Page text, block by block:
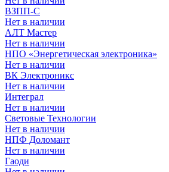
ВЗПП-С
Нет в наличии
АЛТ Мастер
Нет в наличии
НПО «Энергетическая электроника»
Нет в наличии
ВК Электроникс
Нет в наличии
Интеграл
Нет в наличии
Световые Технологии
Нет в наличии
НПФ Доломант
Нет в наличии
Гаоди